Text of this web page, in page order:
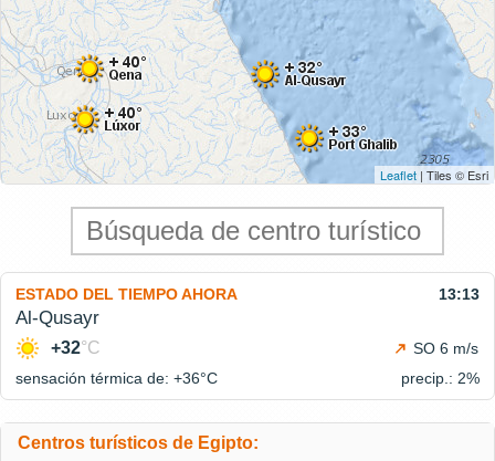
Leaflet | Tiles © Esri
ESTADO DEL TIEMPO AHORA 13:13
Al-Qusayr
+32°C
SO 6 m/s
sensación térmica de: +36°C precip.: 2%
Centros turísticos de Egipto: